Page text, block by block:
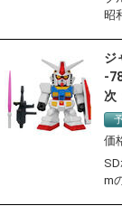
昭
ジ
-
次
m